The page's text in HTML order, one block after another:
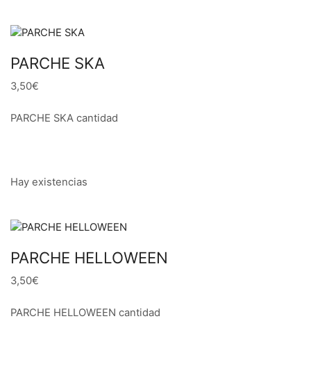
PARCHE SKA
3,50€
PARCHE SKA cantidad
Hay existencias
PARCHE HELLOWEEN
3,50€
PARCHE HELLOWEEN cantidad